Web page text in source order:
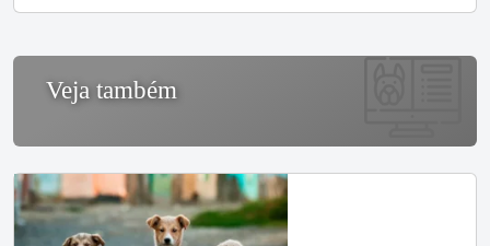
Veja também